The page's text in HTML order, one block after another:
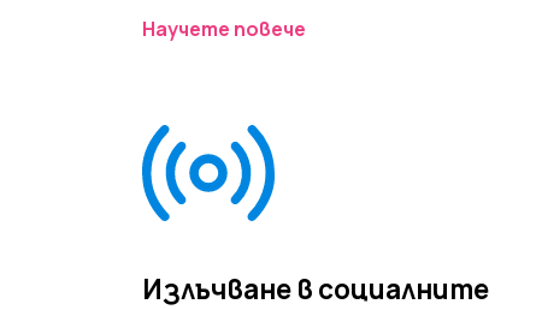
Научете повече
Излъчване в социалните